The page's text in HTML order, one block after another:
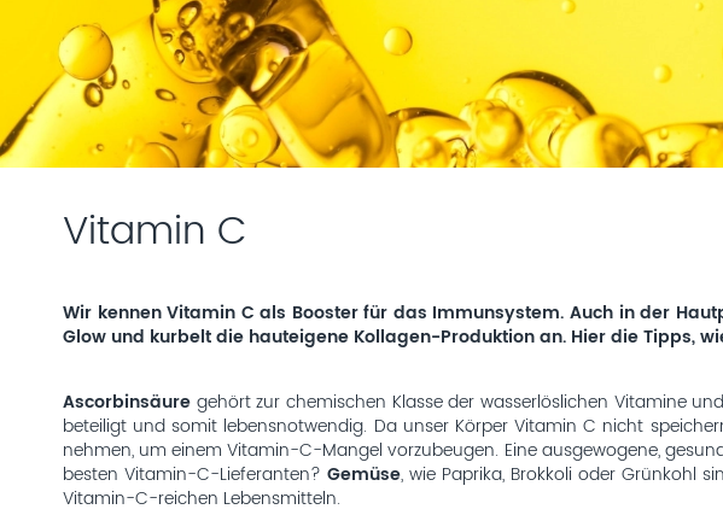
Vitamin C
Wir kennen Vitamin C als Booster für das Immunsystem. Auch in der
Glow und kurbelt die hauteigene Kollagen-Produktion an. Hier die Tipps,
Ascorbinsäure gehört zur chemischen Klasse der wasserlöslichen Vitamine
beteiligt und somit lebensnotwendig. Da unser Körper Vitamin C nicht
nehmen, um einem Vitamin-C-Mangel vorzubeugen. Eine ausgewogene,
besten Vitamin-C-Lieferanten?Gemüse, wie Paprika, Brokkoli oder Grünkohl
Vitamin-C-reichen Lebensmitteln.